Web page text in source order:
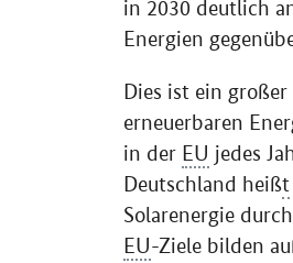
in 2030 deutlich
Energien
Dies ist ein
erneuerbaren
in der EU jedes
Deutschland heißt
Solarenergie
EU-Ziele bilden